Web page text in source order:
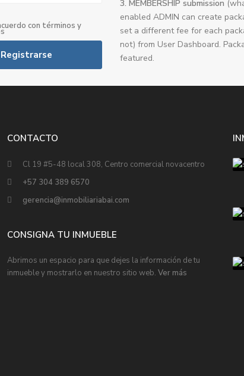
con términos y
Registrarse
3. MEMBERSHIP submission
enabled ADMIN can create
set a different fee for each
not) from User Dashboard.
featured.
CONTACTO
Cl 19 #5-48 local 308, Centro comercial novacentro
+57 304 389 6570
gerencia@inmobiliariabai.com
CONSIGNA TU INMUEBLE
Abrimos un espacio para que dejes la información de tu
inmueble y mostrarlo en nuestro sitio web. Ver más